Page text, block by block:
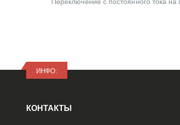
ИНФО:
КОНТАКТЫ